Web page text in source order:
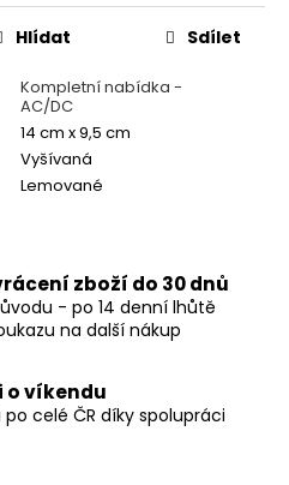
Kompletní nabídka -
AC/DC
14 cm x 9,5 cm
Vyšívaná
Lemované
Hlídat Sdílet
zboží do 30 dnů
- po 14 denní lhůtě
na další nákup
o víkendu
po celé ČR díky spolupráci